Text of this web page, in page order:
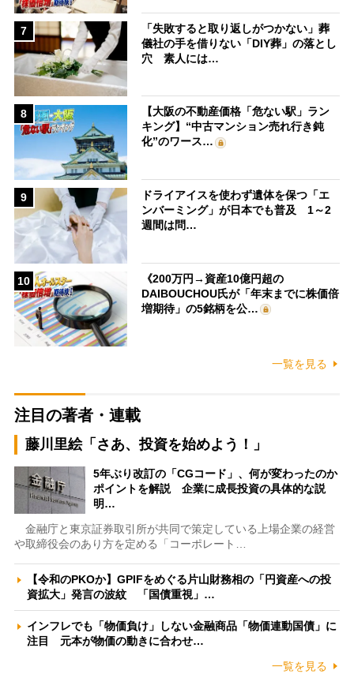
7
「失敗すると取り返しがつかない」葬
儀社の手を借りない「DIY葬」の落とし
穴 素人には…
8
【大阪の不動産価格「危ない駅」ラン
キング】“中古マンション売れ行き鈍
化”のワース…
9
ドライアイスを使わず遺体を保つ「エ
ンバーミング」が日本でも普及 1～2
週間は問…
10
《200万円→資産10億円超の
DAIBOUCHOU氏が「年末までに株価倍
増期待」の5銘柄を公…
一覧を見る
注目の著者・連載
藤川里絵「さあ、投資を始めよう！」
5年ぶり改訂の「CGコード」、何が変わったのか
ポイントを解説 企業に成長投資の具体的な説
明…
金融庁と東京証券取引所が共同で策定している上場企業の経営
や取締役会のあり方を定める「コーポレート…
【令和のPKOか】GPIFをめぐる片山財務相の「円資産への投
資拡大」発言の波紋 「国債重視」…
インフレでも「物価負け」しない金融商品「物価連動国債」に
注目 元本が物価の動きに合わせ…
一覧を見る